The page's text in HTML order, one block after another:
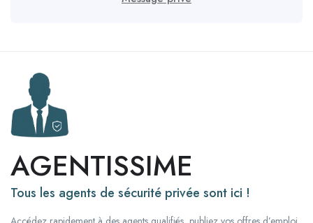
AGENTISSIME
Tous les agents de sécurité privée sont ici !